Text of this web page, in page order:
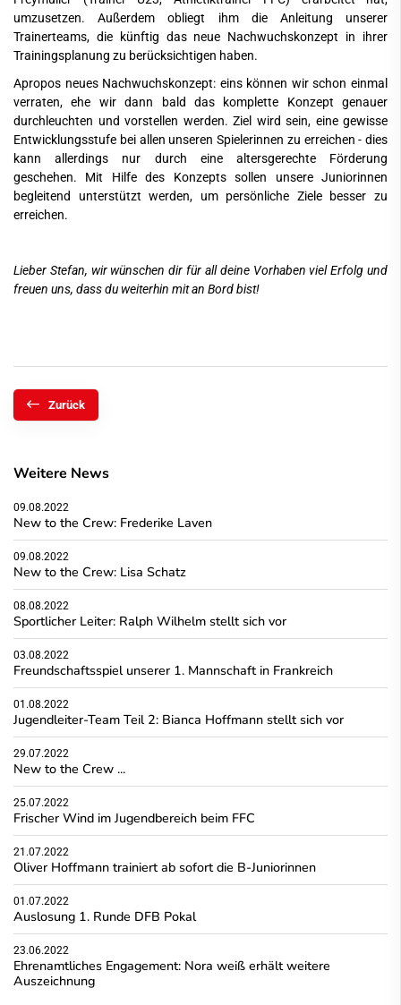
umzusetzen. Außerdem obliegt ihm die Anleitung unserer
Trainerteams, die künftig das neue Nachwuchskonzept in ihrer
Trainingsplanung zu berücksichtigen haben.
Apropos neues Nachwuchskonzept: eins können wir schon einmal
verraten, ehe wir dann bald das komplette Konzept genauer
durchleuchten und vorstellen werden. Ziel wird sein, eine gewisse
Entwicklungsstufe bei allen unseren Spielerinnen zu erreichen - dies
kann allerdings nur durch eine altersgerechte Förderung
geschehen. Mit Hilfe des Konzepts sollen unsere Juniorinnen
begleitend unterstützt werden, um persönliche Ziele besser zu
erreichen.
Lieber Stefan, wir wünschen dir für all deine Vorhaben viel Erfolg und
freuen uns, dass du weiterhin mit an Bord bist!
Zurück
Weitere News
09.08.2022
New to the Crew: Frederike Laven
09.08.2022
New to the Crew: Lisa Schatz
08.08.2022
Sportlicher Leiter: Ralph Wilhelm stellt sich vor
03.08.2022
Freundschaftsspiel unserer 1. Mannschaft in Frankreich
01.08.2022
Jugendleiter-Team Teil 2: Bianca Hoffmann stellt sich vor
29.07.2022
New to the Crew ...
25.07.2022
Frischer Wind im Jugendbereich beim FFC
21.07.2022
Oliver Hoffmann trainiert ab sofort die B-Juniorinnen
01.07.2022
Auslosung 1. Runde DFB Pokal
23.06.2022
Ehrenamtliches Engagement: Nora weiß erhält weitere
Auszeichnung